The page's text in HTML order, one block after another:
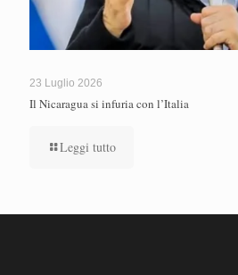
23 Luglio 2026
Il Nicaragua si infuria con l’Italia
Leggi tutto